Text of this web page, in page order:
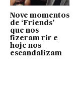
Nove momentos
de ‘Friends’
que nos
fizeram rir e
hoje nos
escandalizam